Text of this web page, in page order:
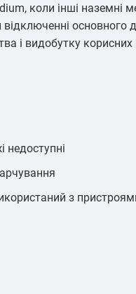
коли інші наземні
відключенні
і видобутку
недоступні
з